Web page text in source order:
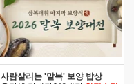
사람살리는 '말복' 보양 밥상